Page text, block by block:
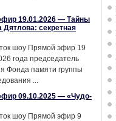
19.01.2026 — Тайны
Дятлова: секретная
шоу Прямой эфир 19
года председатель
Фонда памяти группы
...
09.10.2025 — «Чудо-
шоу Прямой эфир 9